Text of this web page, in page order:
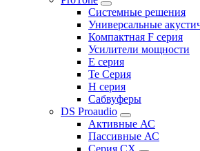
Системные решения
Универсальные
Компактная F серия
Усилители мощности
E серия
Te Серия
H серия
Сабвуферы
DS Proaudio
Активные АС
Пассивные АС
Серия CX